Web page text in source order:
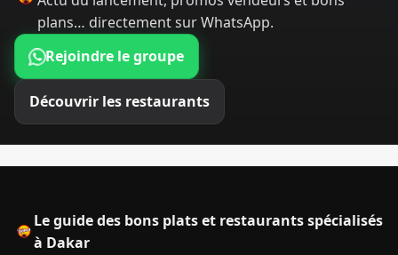
plans… directement sur WhatsApp.
Rejoindre le groupe
Découvrir les restaurants
Le guide des bons plats et restaurants spécialisés
à Dakar